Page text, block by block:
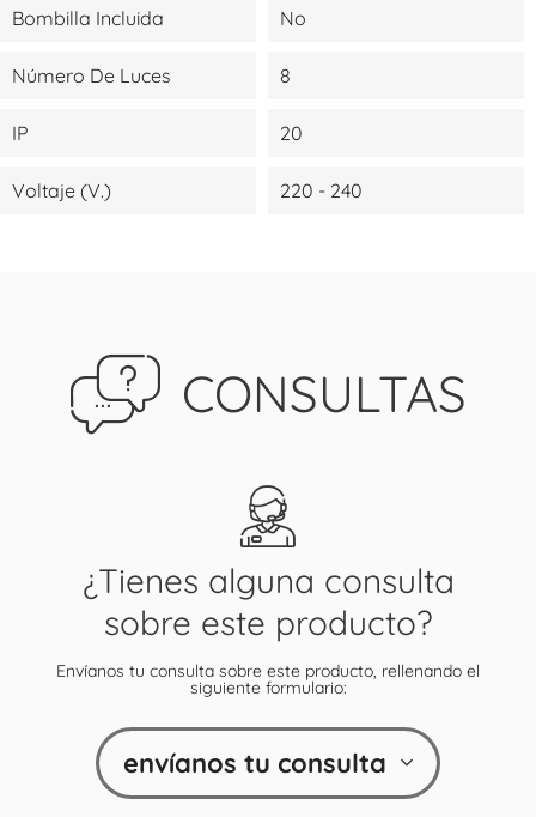
Bombilla Incluida No
Número De Luces 8
IP 20
Voltaje (V.) 220 - 240
CONSULTAS
¿Tienes alguna consulta
sobre este producto?
Envíanos tu consulta sobre este producto, rellenando el
siguiente formulario:
envíanos tu consulta